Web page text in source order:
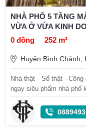
NHÀ PHỐ 5 TẦNG
VỪA Ở VỪA KINH
0 đồng
252 m²
Huyện Bình Chánh,
Nhà thật - Sổ thật -
ngay siêu phẩm nhà phố